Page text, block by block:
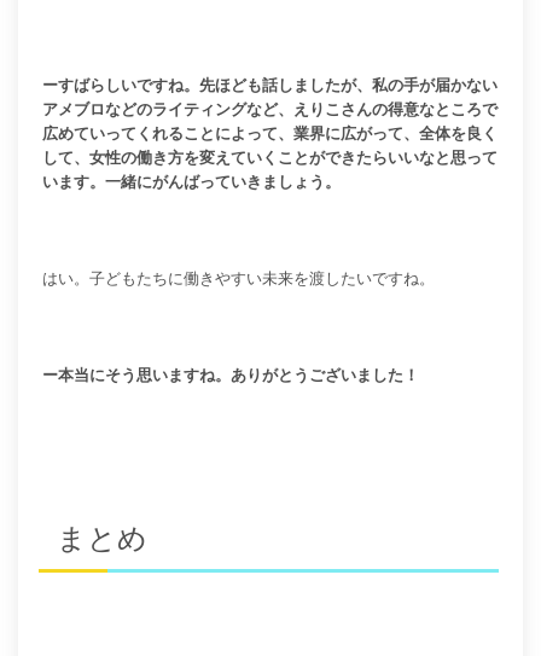
ーすばらしいですね。先ほども話しましたが、私の手が届かない
アメブロなどのライティングなど、えりこさんの得意なところで
広めていってくれることによって、業界に広がって、全体を良く
して、女性の働き方を変えていくことができたらいいなと思って
います。一緒にがんばっていきましょう。
はい。子どもたちに働きやすい未来を渡したいですね。
ー本当にそう思いますね。ありがとうございました！
まとめ